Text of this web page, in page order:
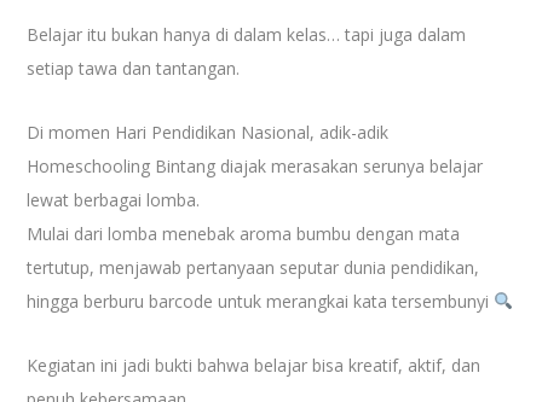
Belajar itu bukan hanya di dalam kelas… tapi juga dalam
setiap tawa dan tantangan.
Di momen Hari Pendidikan Nasional, adik-adik
Homeschooling Bintang diajak merasakan serunya belajar
lewat berbagai lomba.
Mulai dari lomba menebak aroma bumbu dengan mata
tertutup, menjawab pertanyaan seputar dunia pendidikan,
hingga berburu barcode untuk merangkai kata tersembunyi
Kegiatan ini jadi bukti bahwa belajar bisa kreatif, aktif, dan